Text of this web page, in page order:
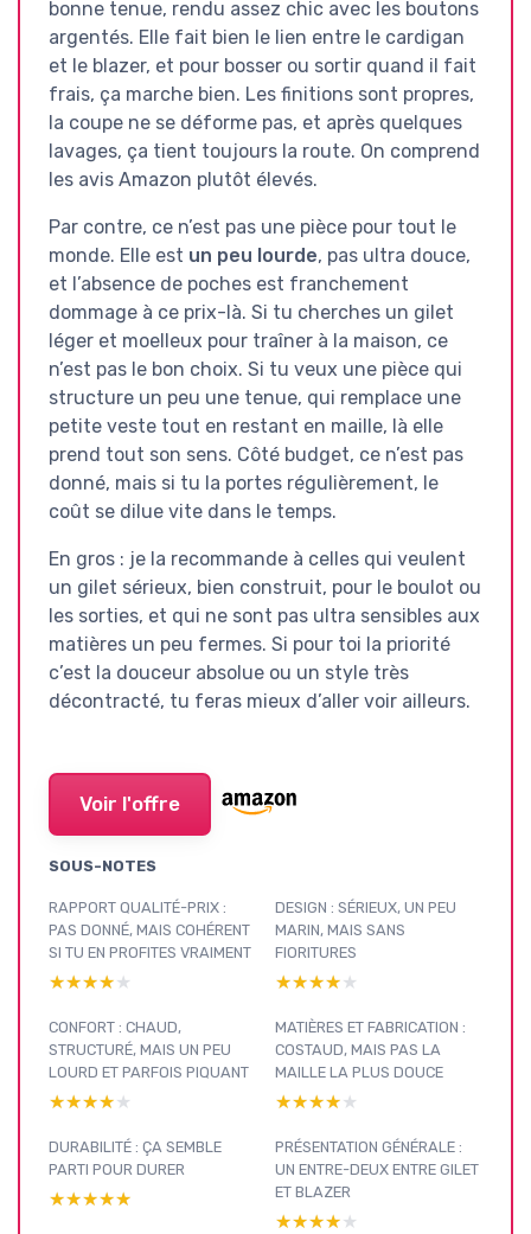
bonne tenue, rendu assez chic avec les boutons
argentés. Elle fait bien le lien entre le cardigan
et le blazer, et pour bosser ou sortir quand il fait
frais, ça marche bien. Les finitions sont propres,
la coupe ne se déforme pas, et après quelques
lavages, ça tient toujours la route. On comprend
les avis Amazon plutôt élevés.
Par contre, ce n’est pas une pièce pour tout le
monde. Elle est un peu lourde, pas ultra douce,
et l’absence de poches est franchement
dommage à ce prix-là. Si tu cherches un gilet
léger et moelleux pour traîner à la maison, ce
n’est pas le bon choix. Si tu veux une pièce qui
structure un peu une tenue, qui remplace une
petite veste tout en restant en maille, là elle
prend tout son sens. Côté budget, ce n’est pas
donné, mais si tu la portes régulièrement, le
coût se dilue vite dans le temps.
En gros : je la recommande à celles qui veulent
un gilet sérieux, bien construit, pour le boulot ou
les sorties, et qui ne sont pas ultra sensibles aux
matières un peu fermes. Si pour toi la priorité
c’est la douceur absolue ou un style très
décontracté, tu feras mieux d’aller voir ailleurs.
Voir l'offre
SOUS-NOTES
RAPPORT QUALITÉ-PRIX :
PAS DONNÉ, MAIS COHÉRENT
SI TU EN PROFITES VRAIMENT
★★★★★
★★★★★
DESIGN : SÉRIEUX, UN PEU
MARIN, MAIS SANS
FIORITURES
★★★★★
★★★★★
CONFORT : CHAUD,
STRUCTURÉ, MAIS UN PEU
LOURD ET PARFOIS PIQUANT
★★★★★
★★★★★
MATIÈRES ET FABRICATION :
COSTAUD, MAIS PAS LA
MAILLE LA PLUS DOUCE
★★★★★
★★★★★
DURABILITÉ : ÇA SEMBLE
PARTI POUR DURER
★★★★★
★★★★★
PRÉSENTATION GÉNÉRALE :
UN ENTRE-DEUX ENTRE GILET
ET BLAZER
★★★★★
★★★★★